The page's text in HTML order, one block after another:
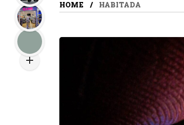
HOME HABITADA